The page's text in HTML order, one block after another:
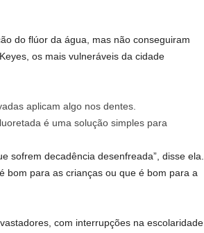
do flúor da água, mas não conseguiram
os mais vulneráveis ​​da cidade
é uma solução simples para
sofrem decadência desenfreada”, disse ela.
bom para as crianças ou que é bom para a
com interrupções na escolaridade